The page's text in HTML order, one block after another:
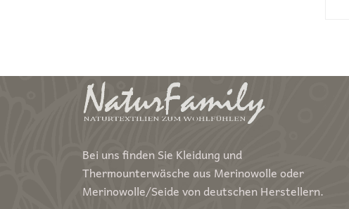
Bei uns finden Sie Kleidung und
Thermounterwäsche aus Merinowolle oder
Merinowolle/Seide von deutschen Herstellern.